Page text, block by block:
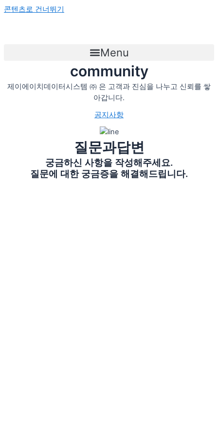
콘텐츠로 건너뛰기
Menu
community
제이에이치데이터시스템 ㈜ 은 고객과 진심을 나누고 신뢰를 쌓
아갑니다.
공지사항
질문과답변
궁금하신 사항을 작성해주세요.
질문에 대한 궁금증을 해결해드립니다.